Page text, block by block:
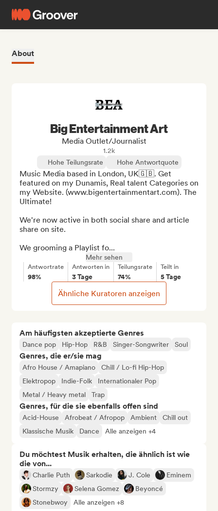
About
Am häufigsten akzeptierte Genres
Dance pop Hip-Hop R&B Singer-Songwriter Soul
Genres, die er/sie mag
Afro House / Amapiano
Chill / Lo-fi Hip-Hop
Elektropop
Indie-Folk
Internationaler Pop
Metal / Heavy metal
Trap
Genres, für die sie ebenfalls offen sind
Acid-House Afrobeat / Afropop Ambient
Chill out
Klassische Musik
Dance Alle anzeigen +4
Du möchtest Musik erhalten, die ähnlich ist wie
die von...
Charlie Puth Sarkodie J. Cole
Eminem
Stormzy
Selena Gomez
Beyoncé
Stonebwoy
Alle anzeigen +8
Big Entertainment Art
Media Outlet/Journalist
1.2k
Hohe Teilungsrate
Hohe Antwortquote
Music Media based in London, UK🇬🇧. Get
featured on my Dunamis, Real talent Categories on
my Website. (www.bigentertainmentart.com). The
Ultimate!
We're now active in both social share and article
share on site.
We grooming a Playlist fo...
Mehr sehen
Antwortrate
98%
Antworten in
3 Tage
Teilungsrate
74%
Teilt in
5 Tage
Ähnliche Kuratoren anzeigen